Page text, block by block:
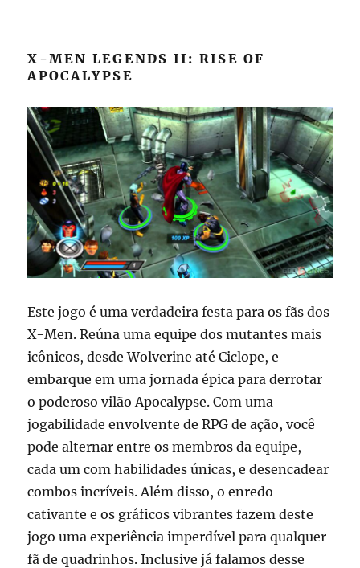
X-MEN LEGENDS II: RISE OF
APOCALYPSE
Este jogo é uma verdadeira festa para os fãs dos
X-Men. Reúna uma equipe dos mutantes mais
icônicos, desde Wolverine até Ciclope, e
embarque em uma jornada épica para derrotar
o poderoso vilão Apocalypse. Com uma
jogabilidade envolvente de RPG de ação, você
pode alternar entre os membros da equipe,
cada um com habilidades únicas, e desencadear
combos incríveis. Além disso, o enredo
cativante e os gráficos vibrantes fazem deste
jogo uma experiência imperdível para qualquer
fã de quadrinhos. Inclusive já falamos desse